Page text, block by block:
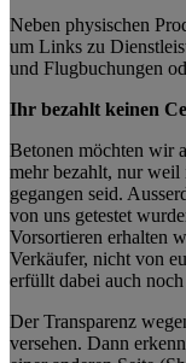
Neben physischen
um Links zu
und Flugbuchungen
Ihr bezahlt keinen
Betonen möchten wir
mehr bezahlt, nur weil
gegangen seid.
von uns getestet
Vorsortieren erhalten
Verkäufer, nicht von
erfüllt dabei auch
Der Transparenz
versehen. Dann